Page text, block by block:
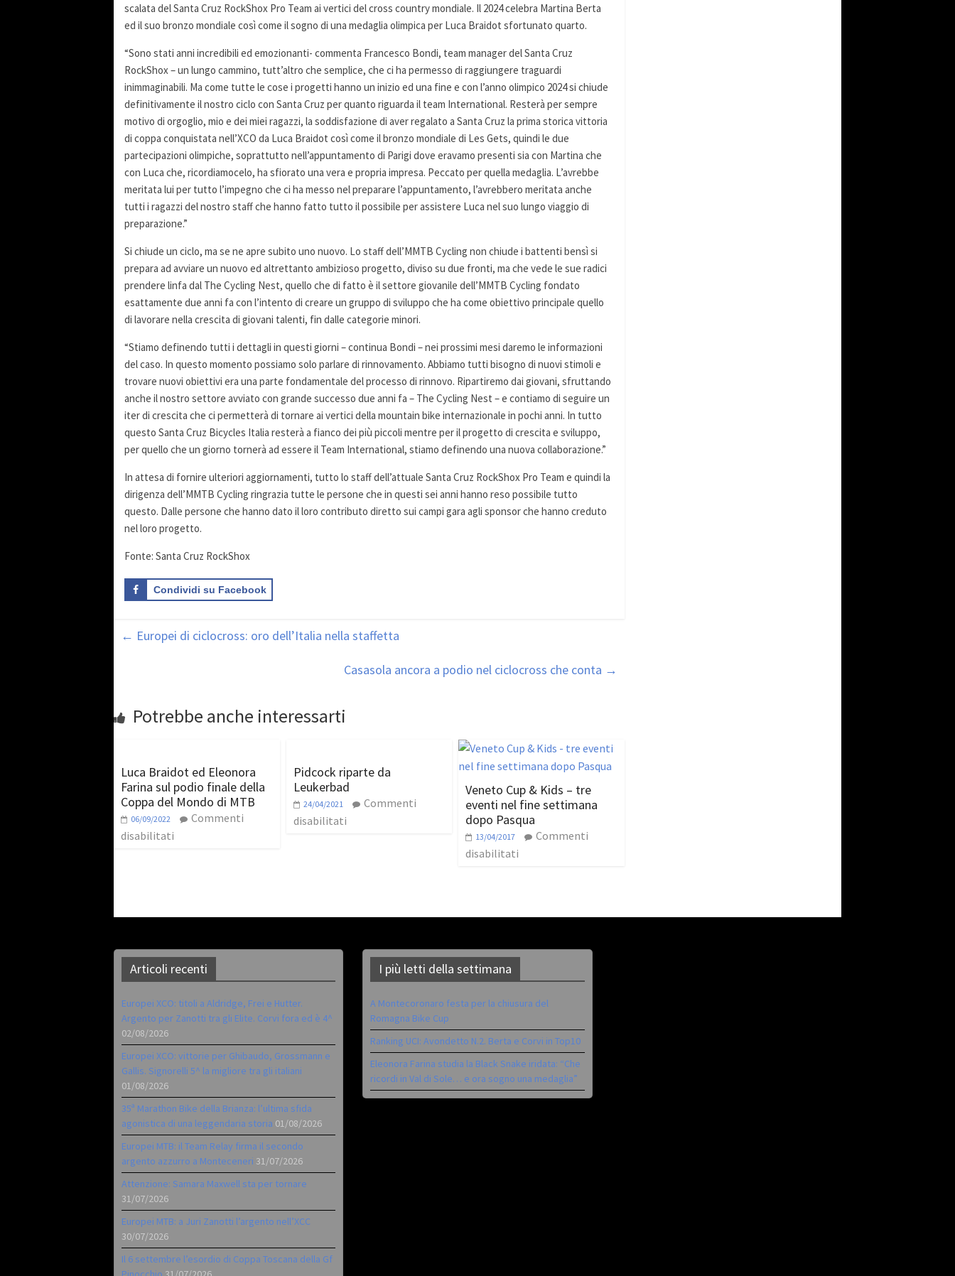
scalata del Santa Cruz RockShox Pro Team ai vertici del cross country mondiale. Il 2024 celebra Martina Berta
ed il suo bronzo mondiale così come il sogno di una medaglia olimpica per Luca Braidot sfortunato quarto.
“Sono stati anni incredibili ed emozionanti- commenta Francesco Bondi, team manager del Santa Cruz
RockShox – un lungo cammino, tutt’altro che semplice, che ci ha permesso di raggiungere traguardi
inimmaginabili. Ma come tutte le cose i progetti hanno un inizio ed una fine e con l’anno olimpico 2024 si chiude
definitivamente il nostro ciclo con Santa Cruz per quanto riguarda il team International. Resterà per sempre
motivo di orgoglio, mio e dei miei ragazzi, la soddisfazione di aver regalato a Santa Cruz la prima storica vittoria
di coppa conquistata nell’XCO da Luca Braidot così come il bronzo mondiale di Les Gets, quindi le due
partecipazioni olimpiche, soprattutto nell’appuntamento di Parigi dove eravamo presenti sia con Martina che
con Luca che, ricordiamocelo, ha sfiorato una vera e propria impresa. Peccato per quella medaglia. L’avrebbe
meritata lui per tutto l’impegno che ci ha messo nel preparare l’appuntamento, l’avrebbero meritata anche
tutti i ragazzi del nostro staff che hanno fatto tutto il possibile per assistere Luca nel suo lungo viaggio di
preparazione.”
Si chiude un ciclo, ma se ne apre subito uno nuovo. Lo staff dell’MMTB Cycling non chiude i battenti bensì si
prepara ad avviare un nuovo ed altrettanto ambizioso progetto, diviso su due fronti, ma che vede le sue radici
prendere linfa dal The Cycling Nest, quello che di fatto è il settore giovanile dell’MMTB Cycling fondato
esattamente due anni fa con l’intento di creare un gruppo di sviluppo che ha come obiettivo principale quello
di lavorare nella crescita di giovani talenti, fin dalle categorie minori.
“Stiamo definendo tutti i dettagli in questi giorni – continua Bondi – nei prossimi mesi daremo le informazioni
del caso. In questo momento possiamo solo parlare di rinnovamento. Abbiamo tutti bisogno di nuovi stimoli e
trovare nuovi obiettivi era una parte fondamentale del processo di rinnovo. Ripartiremo dai giovani, sfruttando
anche il nostro settore avviato con grande successo due anni fa – The Cycling Nest – e contiamo di seguire un
iter di crescita che ci permetterà di tornare ai vertici della mountain bike internazionale in pochi anni. In tutto
questo Santa Cruz Bicycles Italia resterà a fianco dei più piccoli mentre per il progetto di crescita e sviluppo,
per quello che un giorno tornerà ad essere il Team International, stiamo definendo una nuova collaborazione.”
In attesa di fornire ulteriori aggiornamenti, tutto lo staff dell’attuale Santa Cruz RockShox Pro Team e quindi la
dirigenza dell’MMTB Cycling ringrazia tutte le persone che in questi sei anni hanno reso possibile tutto
questo. Dalle persone che hanno dato il loro contributo diretto sui campi gara agli sponsor che hanno creduto
nel loro progetto.
Fonte: Santa Cruz RockShox
Condividi su Facebook
← Europei di ciclocross: oro dell’Italia nella staffetta
Casasola ancora a podio nel ciclocross che conta →
Potrebbe anche interessarti
Luca Braidot ed Eleonora
Farina sul podio finale della
Coppa del Mondo di MTB
06/09/2022
Commenti
disabilitati
Pidcock riparte da
Leukerbad
24/04/2021
Commenti
disabilitati
Veneto Cup & Kids – tre
eventi nel fine settimana
dopo Pasqua
13/04/2017
Commenti
disabilitati
Articoli recenti
Europei XCO: titoli a Aldridge, Frei e Hutter.
Argento per Zanotti tra gli Elite. Corvi fora ed è 4^
02/08/2026
Europei XCO: vittorie per Ghibaudo, Grossmann e
Gallis. Signorelli 5^ la migliore tra gli italiani
01/08/2026
35ª Marathon Bike della Brianza: l’ultima sfida
agonistica di una leggendaria storia 01/08/2026
Europei MTB: il Team Relay firma il secondo
argento azzurro a Monteceneri 31/07/2026
Attenzione: Samara Maxwell sta per tornare
31/07/2026
Europei MTB: a Juri Zanotti l’argento nell’XCC
30/07/2026
Il 6 settembre l’esordio di Coppa Toscana della Gf
I più letti della settimana
A Montecoronaro festa per la chiusura del
Romagna Bike Cup
Ranking UCI: Avondetto N.2. Berta e Corvi in Top10
Eleonora Farina studia la Black Snake iridata: “Che
ricordi in Val di Sole… e ora sogno una medaglia”